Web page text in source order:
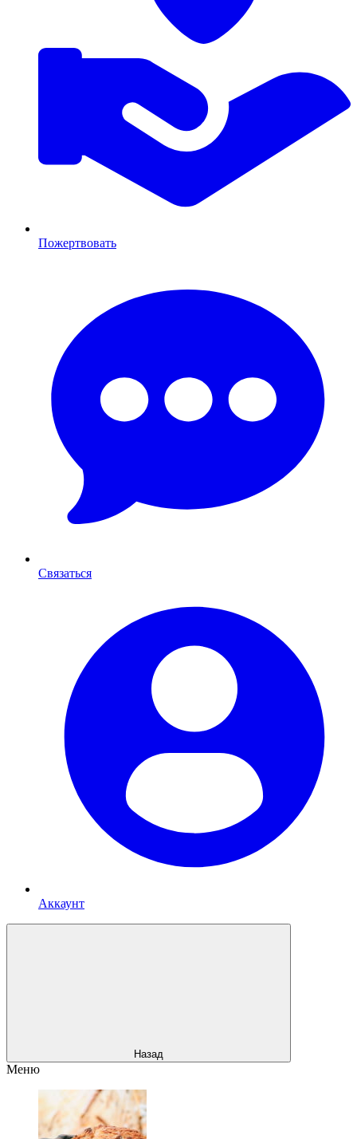
Пожертвовать
Связаться
Аккаунт
Назад
Меню